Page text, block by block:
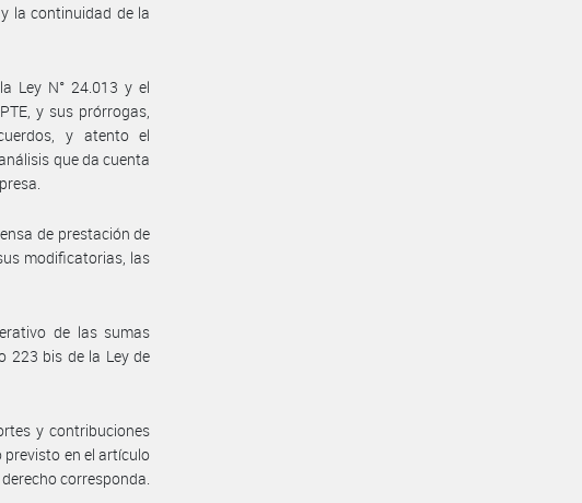
la continuidad de la
Ley N° 24.013 y el
y sus prórrogas,
y atento el
que da cuenta
de prestación de
modificatorias, las
de las sumas
223 bis de la Ley de
y contribuciones
previsto en el artículo
corresponda.